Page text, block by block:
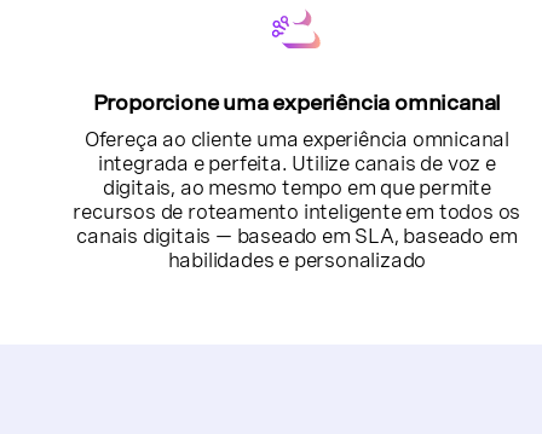
Proporcione uma experiência omnicanal
Ofereça ao cliente uma experiência omnicanal
integrada e perfeita. Utilize canais de voz e
digitais, ao mesmo tempo em que permite
recursos de roteamento inteligente em todos os
canais digitais — baseado em SLA, baseado em
habilidades e personalizado